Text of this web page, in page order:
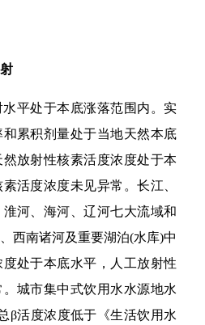
平处于本底涨落范围内。实
累积剂量处于当地天然本底
放射性核素活度浓度处于本
活度浓度未见异常。长江、
河、海河、辽河七大流域和
西南诸河及重要湖泊(水库)中
处于本底水平，人工放射性
城市集中式饮用水水源地水
β活度浓度低于《生活饮用水